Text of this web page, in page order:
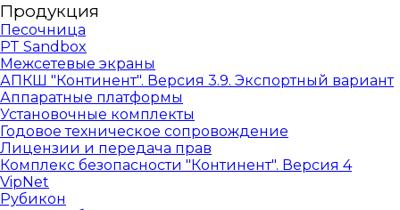
Продукция
Песочница
PT Sandbox
Межсетевые экраны
АПКШ "Континент". Версия 3.9. Экспортный вариант
Аппаратные платформы
Установочные комплекты
Годовое техническое сопровождение
Лицензии и передача прав
Комплекс безопасности "Континент". Версия 4
VipNet
Рубикон